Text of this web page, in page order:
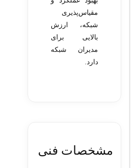
مقیاس‌پذیری
شبکه، ارزش
بالایی برای
مدیران شبکه
دارد.
مشخصات فنی